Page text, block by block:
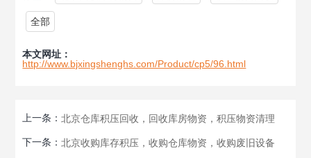
全部
本文网址：
http://www.bjxingshenghs.com/Product/cp5/96.html
上一条：北京仓库积压回收，回收库房物资，积压物资清理
下一条：北京收购库存积压，收购仓库物资，收购废旧设备